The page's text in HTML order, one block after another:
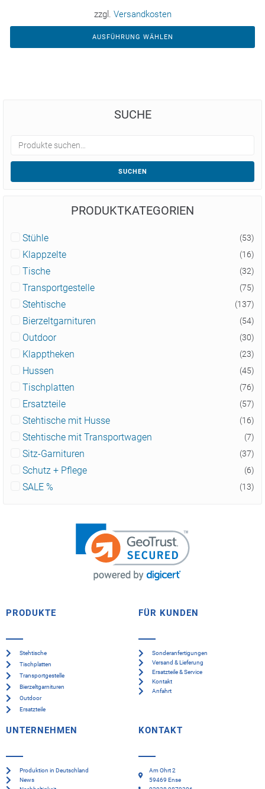
zzgl. Versandkosten
AUSFÜHRUNG WÄHLEN
SUCHE
SUCHEN
PRODUKTKATEGORIEN
Stühle (53)
Klappzelte (16)
Tische (32)
Transportgestelle (75)
Stehtische (137)
Bierzeltgarnituren (54)
Outdoor (30)
Klapptheken (23)
Hussen (45)
Tischplatten (76)
Ersatzteile (57)
Stehtische mit Husse (16)
Stehtische mit Transportwagen (7)
Sitz-Garnituren (37)
Schutz + Pflege (6)
SALE % (13)
PRODUKTE
Stehtische
Tischplatten
Transportgestelle
Bierzeltgarnituren
Outdoor
Ersatzteile
FÜR KUNDEN
Sonderanfertigungen
Versand & Lieferung
Ersatzteile & Service
Kontakt
Anfahrt
UNTERNEHMEN
Produktion in Deutschland
News
KONTAKT
Am Ohrt 2
59469 Ense